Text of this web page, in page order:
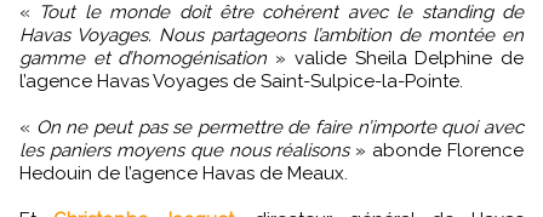
« Tout le monde doit être cohérent avec le standing de
Havas Voyages. Nous partageons l’ambition de montée en
gamme et d’homogénisation » valide Sheila Delphine de
l’agence Havas Voyages de Saint-Sulpice-la-Pointe.
« On ne peut pas se permettre de faire n’importe quoi avec
les paniers moyens que nous réalisons » abonde Florence
Hedouin de l’agence Havas de Meaux.